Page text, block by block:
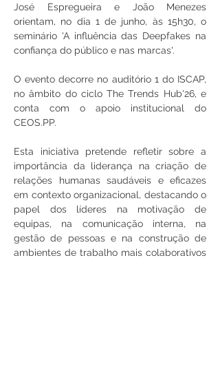
José Espregueira e João Menezes
orientam, no dia 1 de junho, às 15h30, o
seminário 'A influência das Deepfakes na
confiança do público e nas marcas'.
O evento decorre no auditório 1 do ISCAP,
no âmbito do ciclo The Trends Hub'26, e
conta com o apoio institucional do
CEOS.PP.
Esta iniciativa pretende refletir sobre a
importância da liderança na criação de
relações humanas saudáveis e eficazes
em contexto organizacional, destacando o
papel dos líderes na motivação de
equipas, na comunicação interna, na
gestão de pessoas e na construção de
ambientes de trabalho mais colaborativos